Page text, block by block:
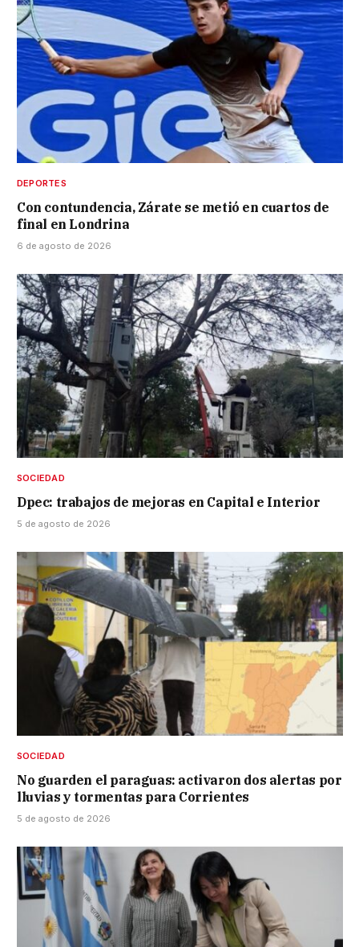
DEPORTES
Con contundencia, Zárate se metió en cuartos de
final en Londrina
6 de agosto de 2026
SOCIEDAD
Dpec: trabajos de mejoras en Capital e Interior
5 de agosto de 2026
SOCIEDAD
No guarden el paraguas: activaron dos alertas por
lluvias y tormentas para Corrientes
5 de agosto de 2026